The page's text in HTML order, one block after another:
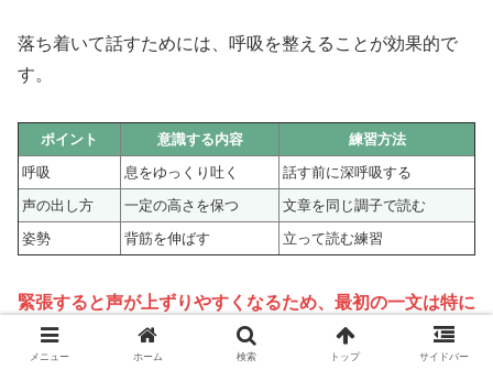
落ち着いて話すためには、呼吸を整えることが効果的で
す。
ポイント 意識する内容
練習方法
呼吸
息をゆっくり吐く
話す前に深呼吸する
声の出し方
一定の高さを保つ
文章を同じ調子で読む
姿勢
背筋を伸ばす 立って読む練習
緊張すると声が上ずりやすくなるため、最初の一文は特に
ゆっくり読む意識が大切です。
メニュー ホーム 検索 トップ サイドバー